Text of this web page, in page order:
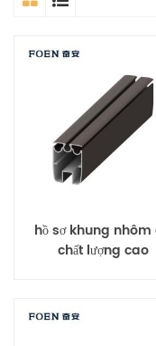
hồ sơ khung nhôm
chất lượng cao